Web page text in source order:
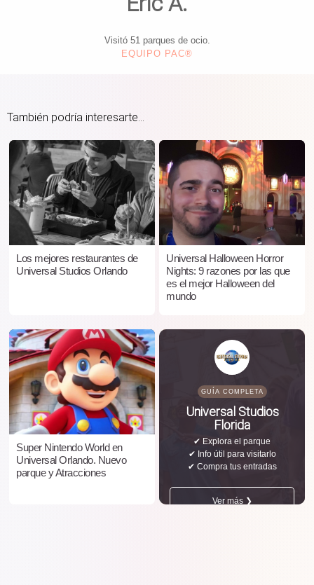
Visitó 51 parques de ocio.
EQUIPO PAC®
También podría interesarte...
Los mejores restaurantes de
Universal Studios Orlando
Universal Halloween Horror
Nights: 9 razones por las que
es el mejor Halloween del
mundo
Super Nintendo World en
Universal Orlando. Nuevo
parque y Atracciones
GUÍA COMPLETA
Universal Studios
Florida
✔ Explora el parque
✔ Info útil para visitarlo
✔ Compra tus entradas
Ver más ❯